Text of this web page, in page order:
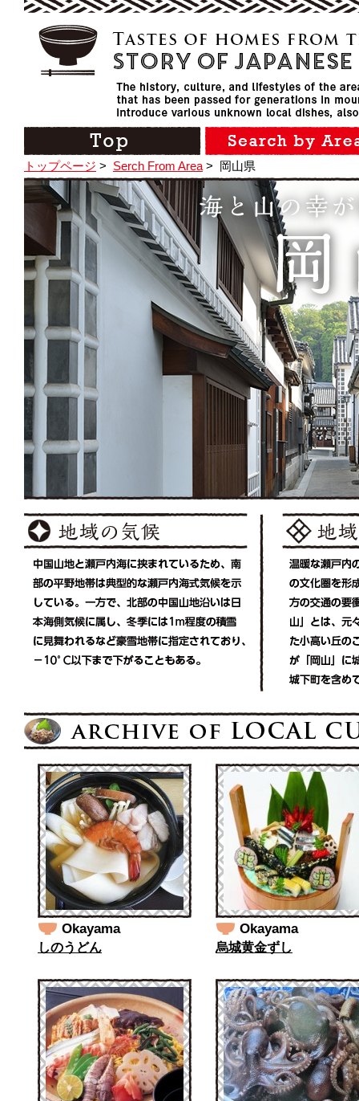
トップページ > Serch From Area > 岡山県
Okayama
しのうどん
Okayama
烏城黄金ずし